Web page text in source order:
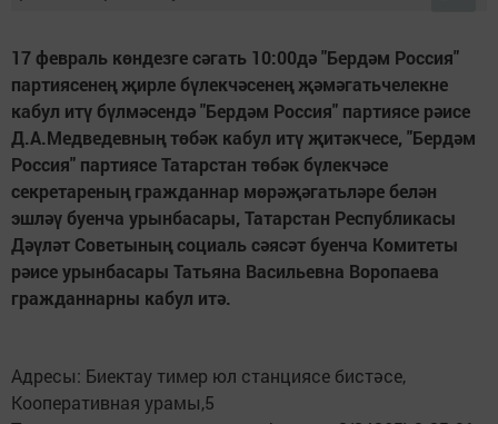
17 февраль көндезге сәгать 10:00дә "Бердәм Россия"
партиясенең җирле бүлекчәсенең җәмәгатьчелекне
кабул итү бүлмәсендә "Бердәм Россия" партиясе рәисе
Д.А.Медведевның төбәк кабул итү җитәкчесе, "Бердәм
Россия" партиясе Татарстан төбәк бүлекчәсе
секретареның гражданнар мөрәҗәгатьләре белән
эшләү буенча урынбасары, Татарстан Республикасы
Дәүләт Советының социаль сәясәт буенча Комитеты
рәисе урынбасары Татьяна Васильевна Воропаева
гражданнарны кабул итә.
Адресы: Биектау тимер юл станциясе бистәсе,
Кооперативная урамы,5